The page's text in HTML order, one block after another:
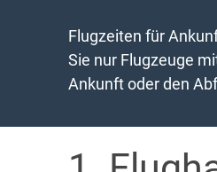
Flugzeiten für
Sie nur Flugzeuge
Ankunft oder den